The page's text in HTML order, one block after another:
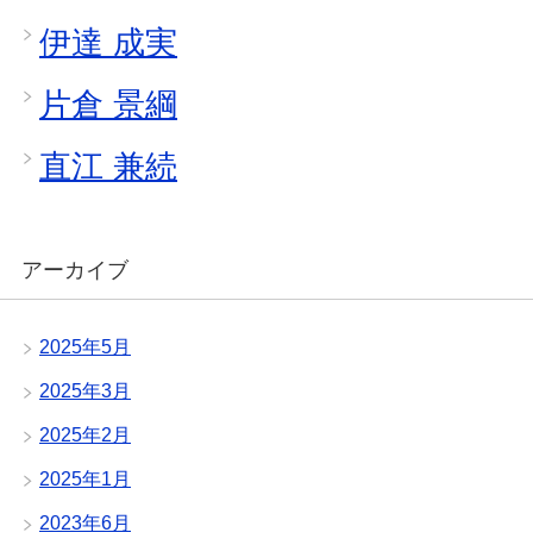
伊達 成実
片倉 景綱
直江 兼続
アーカイブ
2025年5月
2025年3月
2025年2月
2025年1月
2023年6月